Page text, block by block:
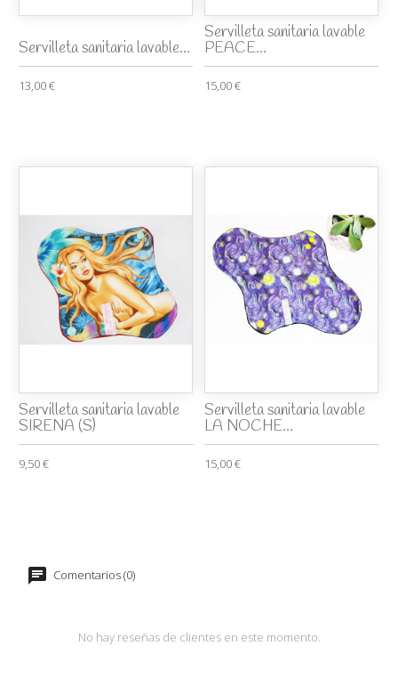
Servilleta sanitaria lavable...
13,00 €
Servilleta sanitaria lavable
PEACE...
15,00 €
Servilleta sanitaria lavable
SIRENA (S)
9,50 €
Servilleta sanitaria lavable
LA NOCHE...
15,00 €
Comentarios (0)
No hay reseñas de clientes en este momento.